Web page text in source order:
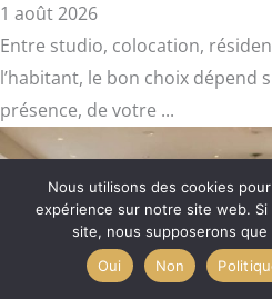
1 août 2026
Entre studio, colocation,
l’habitant, le bon choix dépend
présence, de votre ...
Nous utilisons des cookies
expérience sur notre site web.
site, nous supposerons
Oui
Non